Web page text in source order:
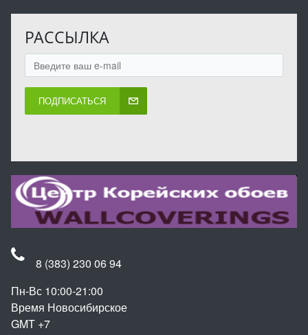
РАССЫЛКА
ПОДПИСАТЬСЯ
8 (383) 230 06 94
Пн-Вс 10:00-21:00
Время Новосибирское
GMT +7